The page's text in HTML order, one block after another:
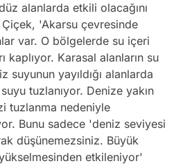
alanlarda etkili olacağını
'Akarsu çevresinde
var. O bölgelerde su içeri
kaplıyor. Karasal alanların su
suyunun yayıldığı alanlarda
tuzlanıyor. Denize yakın
tuzlanma nedeniyle
Bunu sadece 'deniz seviyesi
düşünemezsiniz. Büyük
etkileniyor'